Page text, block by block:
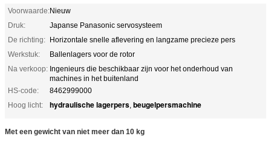
Voorwaarde:Nieuw
Druk:
Japanse Panasonic servosysteem
De richting: Horizontale snelle aflevering en langzame precieze pers
Werkstuk:
Ballenlagers voor de rotor
Na verkoop: Ingenieurs die beschikbaar zijn voor het onderhoud van
machines in het buitenland
HS-code:
8462999000
Hoog licht:
hydraulische lagerpers, beugelpersmachine
Met een gewicht van niet meer dan 10 kg